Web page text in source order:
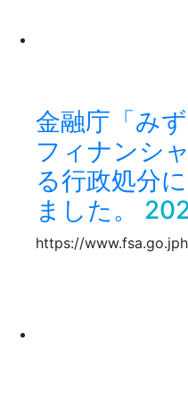
金融庁「み
フィナンシ
る行政処分
ました。
https://